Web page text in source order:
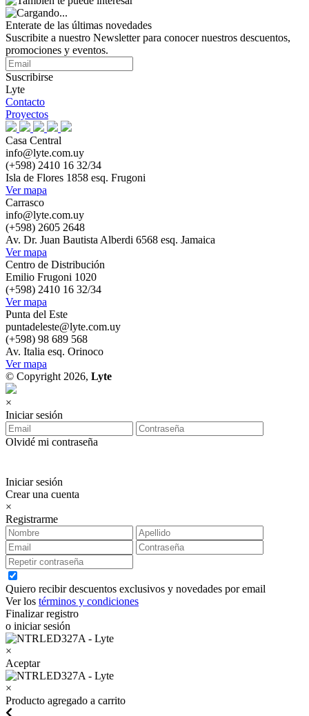
Enterate de las últimas novedades
Suscribite a nuestro Newsletter para conocer nuestros descuentos,
promociones y eventos.
Suscribirse
Lyte
Contacto
Proyectos
Casa Central
info@lyte.com.uy
(+598) 2410 16 32/34
Isla de Flores 1858 esq. Frugoni
Ver mapa
Carrasco
info@lyte.com.uy
(+598) 2605 2648
Av. Dr. Juan Bautista Alberdi 6568 esq. Jamaica
Ver mapa
Centro de Distribución
Emilio Frugoni 1020
(+598) 2410 16 32/34
Ver mapa
Punta del Este
puntadeleste@lyte.com.uy
(+598) 98 689 568
Av. Italia esq. Orinoco
Ver mapa
© Copyright 2026, Lyte
×
Iniciar sesión
Olvidé mi contraseña
Iniciar sesión
Crear una cuenta
×
Registrarme
Quiero recibir descuentos exclusivos y novedades por email
Ver los términos y condiciones
Finalizar registro
o iniciar sesión
×
Aceptar
×
Producto agregado a carrito